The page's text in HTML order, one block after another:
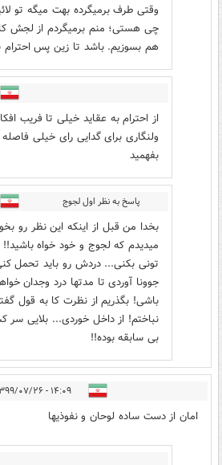
وقتی طرف برمیگرده بهت میگه تو
چی هستی؛ منم برمیگردم از لجش
هم بسوزیم. باشد تا زین پس احترام
از احترام به عقاید خیلی تا فریب
ولنگاری برای گدایی رای خیلی
بفهمید
پاسخ به نظر اول لجوج
بخدا من قبل از اینکه این نظر رو
میدیدم که لجوج و خود خواه باشید!!
تونی بکنی... دردش رو باید تحمل
جوونا آوردی تا مدتها درد وجدان
باشی! بگذریم از نظرت کا به قول
نباختم! از داخل خوردی... بلایی سر
بی سابقه بوده!!
۱۴:۰۹ - ۱۳۹۹/۰۷/۲۶
امان از دست ساده لوحان و نفوذیها